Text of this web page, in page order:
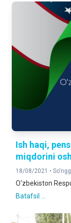
Ish haqi,
miqdorini
18/08/2021 •
O‘zbekiston
Batafsil ...